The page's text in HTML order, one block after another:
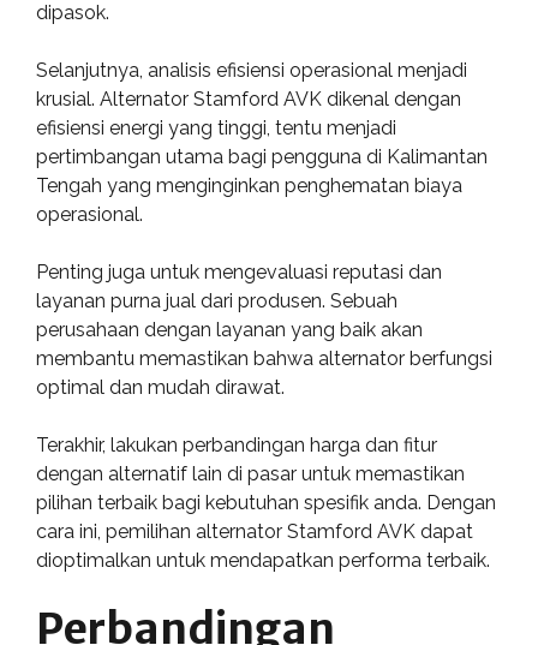
dipasok.
Selanjutnya, analisis efisiensi operasional menjadi
krusial. Alternator Stamford AVK dikenal dengan
efisiensi energi yang tinggi, tentu menjadi
pertimbangan utama bagi pengguna di Kalimantan
Tengah yang menginginkan penghematan biaya
operasional.
Penting juga untuk mengevaluasi reputasi dan
layanan purna jual dari produsen. Sebuah
perusahaan dengan layanan yang baik akan
membantu memastikan bahwa alternator berfungsi
optimal dan mudah dirawat.
Terakhir, lakukan perbandingan harga dan fitur
dengan alternatif lain di pasar untuk memastikan
pilihan terbaik bagi kebutuhan spesifik anda. Dengan
cara ini, pemilihan alternator Stamford AVK dapat
dioptimalkan untuk mendapatkan performa terbaik.
Perbandingan